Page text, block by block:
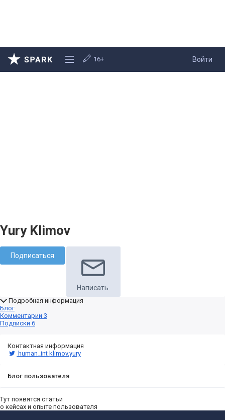
Войти
16+
Yury Klimov
Подписаться
Написать
Подробная информация
Блог
Комментарии 3
Подписки 6
Контактная информация
human_int klimov.yury
Блог пользователя
Тут появятся статьи
о кейсах и опыте пользователя